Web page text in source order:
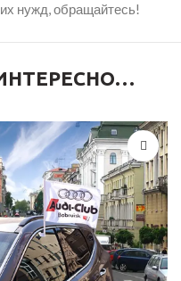
нужд, обращайтесь!